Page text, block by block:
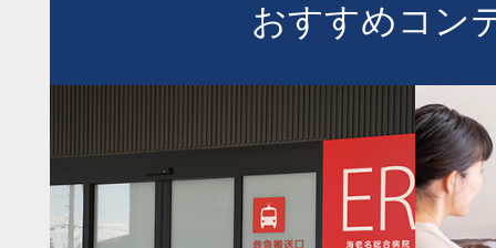
おすすめコン